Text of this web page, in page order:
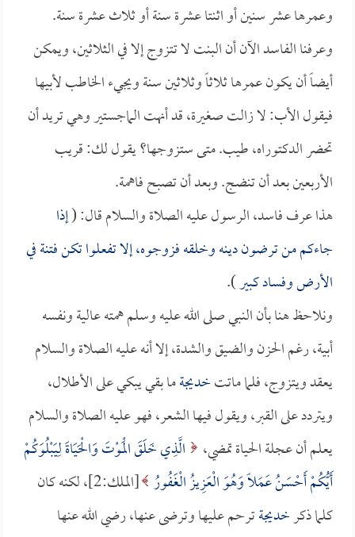
وعمرها عشر سنين أو اثنتا عشرة سنة أو ثلاث عشرة سنة.
وعرفنا الفاسد الآن أن البنت لا تتزوج إلا في الثلاثين، ويمكن
أيضاً أن يكون عمرها ثلاثاً وثلاثين سنة ويجيء الخاطب لأبيها
فيقول الأب: لا زالت صغيرة، قد أنهت الماجستير وهي تريد أن
تحضر الدكتوراه، طيب. متى ستزوجها؟ يقول لك: قريب
الأربعين بعد أن تنضج. وبعد أن تصبح فاهمة.
هذا عرف فاسد، الرسول عليه الصلاة والسلام قال: (إذا
جاءكم من ترضون دينه وخلقه فزوجوه، إلا تفعلوا تكن فتنة في
الأرض وفساد كبير).
ونلاحظ هنا بأن النبي صلى الله عليه وسلم همته عالية ونفسه
أبية، رغم الحزن والضيق والشدة، إلا أنه عليه الصلاة والسلام
يعقد ويتزوج، فلما ماتتخديجةما بقي يبكي على الأطلال،
ويتردد على القبر، ويقول فيها الشعر، فهو عليه الصلاة والسلام
يعلم أن عجلة الحياة تمضي،
الَّذِي خَلَقَ الْمَوْتَ وَالْحَيَاةَ لِيَبْلُوَكُمْ
أَيُّكُمْ أَحْسَنُ عَمَلاً وَهُوَ الْعَزِيزُ الْغَفُورُ
[الملك:2]، لكنه كان
كلما ذكرخديجةترحم عليها وترضى عنها، رضي الله عنها